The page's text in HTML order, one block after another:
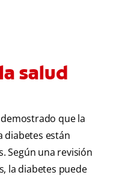
salud
que la
diabetes están
Según una revisión
la diabetes puede